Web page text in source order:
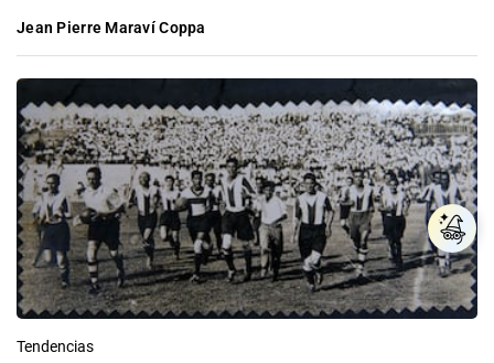
Jean Pierre Maraví Coppa
Tendencias